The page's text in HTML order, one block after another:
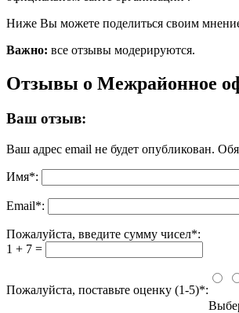
Ниже Вы можете поделиться своим
Важно: все отзывы модерируются.
Отзывы о Межрайонное
Ваш отзыв:
Ваш адрес email не будет опубликован.
Имя*:
Email*:
Пожалуйста, введите сумму чисел*:
1 + 7 =
Пожалуйста, поставьте оценку (1-5)*: